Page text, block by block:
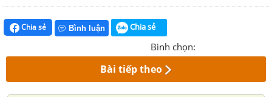
Chia sẻ Bình luận Chia sẻ
Bình chọn:
Bài tiếp theo